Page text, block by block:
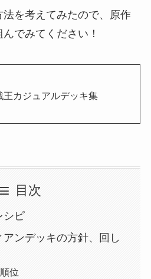
を考えてみたので、原作
でみてください！
王カジュアルデッキ集
目次
シピ
ンデッキの方針、回し
位